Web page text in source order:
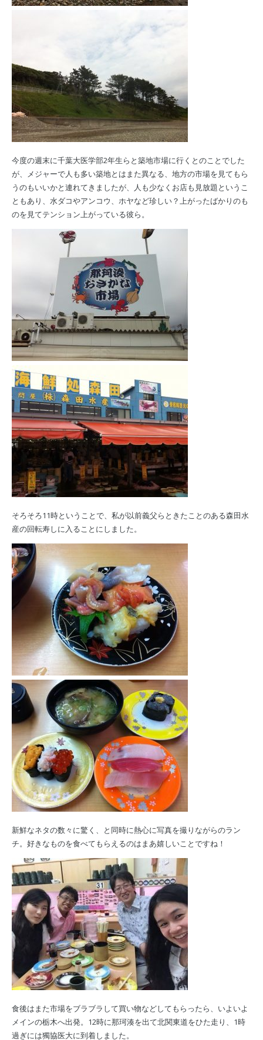
今度の週末に千葉大医学部2年生らと築地市場に行くとのことでした
が、メジャーで人も多い築地とはまた異なる、地方の市場を見てもら
うのもいいかと連れてきましたが、人も少なくお店も見放題というこ
ともあり、水ダコやアンコウ、ホヤなど珍しい？上がったばかりのも
のを見てテンション上がっている彼ら。
そろそろ11時ということで、私が以前義父らときたことのある森田水
産の回転寿しに入ることにしました。
新鮮なネタの数々に驚く、と同時に熱心に写真を撮りながらのラン
チ。好きなものを食べてもらえるのはまあ嬉しいことですね！
食後はまた市場をブラブラして買い物などしてもらったら、いよいよ
メインの栃木へ出発。12時に那珂湊を出て北関東道をひた走り、1時
過ぎには獨協医大に到着しました。